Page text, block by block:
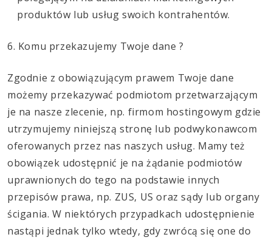
produktów lub usług swoich kontrahentów.
6. Komu przekazujemy Twoje dane ?
Zgodnie z obowiązującym prawem Twoje dane
możemy przekazywać podmiotom przetwarzającym
je na nasze zlecenie, np. firmom hostingowym gdzie
utrzymujemy niniejszą stronę lub podwykonawcom
oferowanych przez nas naszych usług. Mamy też
obowiązek udostępnić je na żądanie podmiotów
uprawnionych do tego na podstawie innych
przepisów prawa, np. ZUS, US oraz sądy lub organy
ścigania. W niektórych przypadkach udostępnienie
nastąpi jednak tylko wtedy, gdy zwrócą się one do